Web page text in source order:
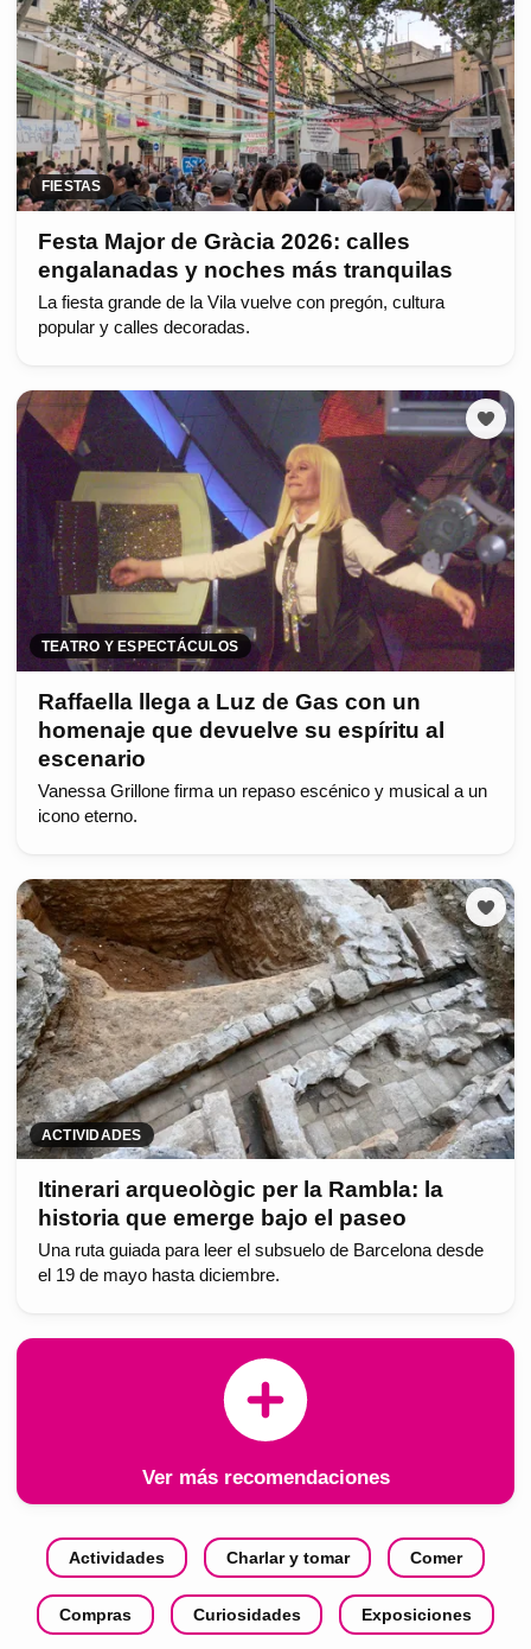
FIESTAS
Festa Major de Gràcia 2026: calles
engalanadas y noches más tranquilas
La fiesta grande de la Vila vuelve con pregón, cultura
popular y calles decoradas.
TEATRO Y ESPECTÁCULOS
Raffaella llega a Luz de Gas con un
homenaje que devuelve su espíritu al
escenario
Vanessa Grillone firma un repaso escénico y musical a un
icono eterno.
ACTIVIDADES
Itinerari arqueològic per la Rambla: la
historia que emerge bajo el paseo
Una ruta guiada para leer el subsuelo de Barcelona desde
el 19 de mayo hasta diciembre.
Ver más recomendaciones
Actividades Charlar y tomar Comer
Compras Curiosidades Exposiciones